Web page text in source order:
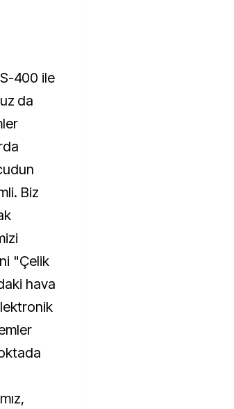
400 ile
da
Biz
"Çelik
hava